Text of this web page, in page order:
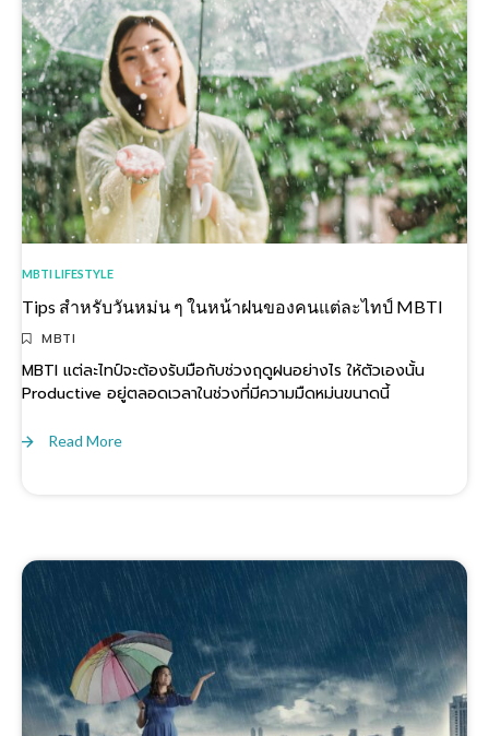
MBTI LIFESTYLE
Tips สำหรับวันหม่น ๆ ในหน้าฝนของคนแต่ละไทป์ MBTI
MBTI
MBTI แต่ละไทป์จะต้องรับมือกับช่วงฤดูฝนอย่างไร ให้ตัวเองนั้น
Productive อยู่ตลอดเวลาในช่วงที่มีความมืดหม่นขนาดนี้
Read More